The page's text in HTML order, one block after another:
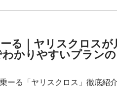
る｜ヤリスクロスが
かりやすいプランの
ーる「ヤリスクロス」徹底紹